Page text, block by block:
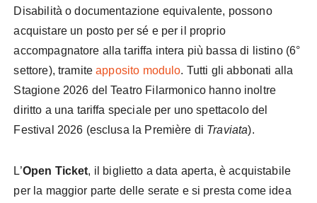
Disabilità o documentazione equivalente, possono
acquistare un posto per sé e per il proprio
accompagnatore alla tariffa intera più bassa di listino (6°
settore), tramiteapposito modulo. Tutti gli abbonati alla
Stagione 2026 del Teatro Filarmonico hanno inoltre
diritto a una tariffa speciale per uno spettacolo del
Festival 2026 (esclusa la Première di Traviata).
L’Open Ticket, il biglietto a data aperta, è acquistabile
per la maggior parte delle serate e si presta come idea